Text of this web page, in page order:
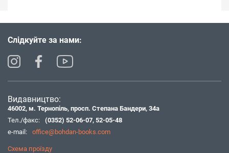
Слідкуйте за нами:
Видавництво:
46002, м. Тернопіль, просп. Степана Бандери, 34а
Тел./факс:
(0352) 52-06-07, 52-05-48
e-mail:
office@bohdan-books.com
Схема проїзду